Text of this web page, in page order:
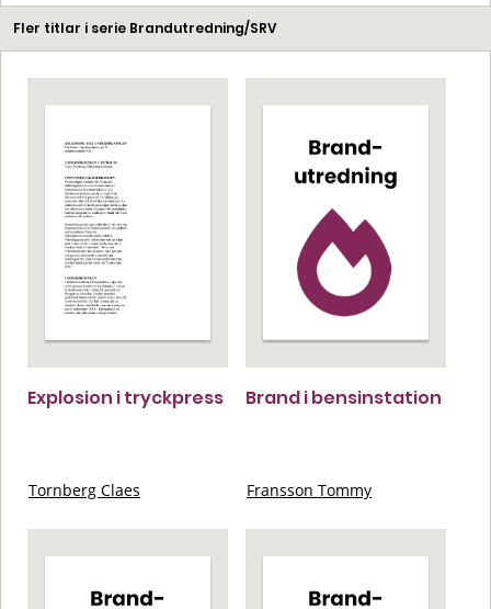
Fler titlar i serie Brandutredning/SRV
Explosion i tryckpress
Tornberg Claes
Brand i bensinstation
Fransson Tommy